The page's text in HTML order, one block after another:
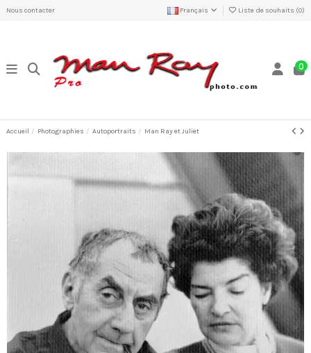
Nous contacter Français Liste de souhaits (0)
0
Accueil Photographies Autoportraits Man Ray et Juliet